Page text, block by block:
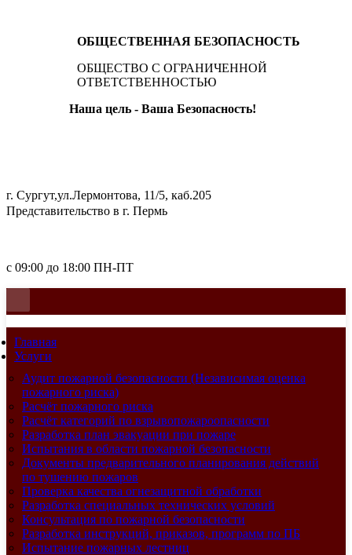
ОБЩЕСТВЕННАЯ БЕЗОПАСНОСТЬ
ОБЩЕСТВО С ОГРАНИЧЕННОЙ
ОТВЕТСТВЕННОСТЬЮ
Наша цель - Ваша Безопасность!
г. Сургут,ул.Лермонтова, 11/5, каб.205
Представительство в г. Пермь
с 09:00 до 18:00 ПН-ПТ
Главная
Услуги
Аудит пожарной безопасности (Независимая оценка
пожарного риска)
Расчёт пожарного риска
Расчёт категорий по взрывопожароопасности
Разработка план эвакуации при пожаре
Испытания в области пожарной безопасности
Документы предварительного планирования действий
по тушению пожаров
Проверка качества огнезащитной обработки
Разработка специальных технических условий
Консультация по пожарной безопасности
Разработка инструкций, приказов, программ по ПБ
Испытание пожарных лестниц